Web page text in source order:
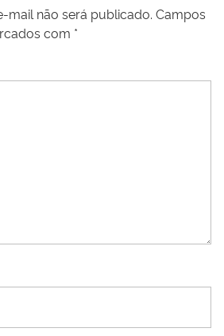
mail não será publicado. Campos
com *